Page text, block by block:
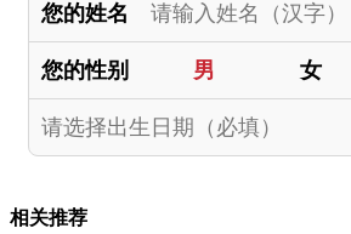
您的姓名
您的性别 男 女
相关推荐